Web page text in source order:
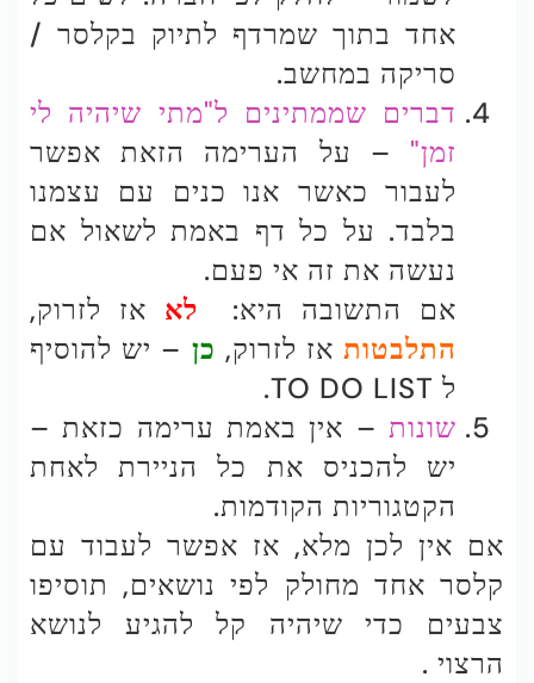
אחד בתוך שמרדף לתיוק בקלסר /
סריקה במחשב.
דברים שממתינים ל"מתי שיהיה לי
זמן" – על הערימה הזאת אפשר
לעבור כאשר אנו כנים עם עצמנו
בלבד. על כל דף באמת לשאול אם
נעשה את זה אי פעם.
אם התשובה היא: לא אז לזרוק,
התלבטות אז לזרוק, כן – יש להוסיף
ל TO DO LIST.
שונות – אין באמת ערימה כזאת –
יש להכניס את כל הניירת לאחת
הקטגוריות הקודמות.
אם אין לכן מלא, אז אפשר לעבוד עם
קלסר אחד מחולק לפי נושאים, תוסיפו
צבעים כדי שיהיה קל להגיע לנושא
הרצוי .